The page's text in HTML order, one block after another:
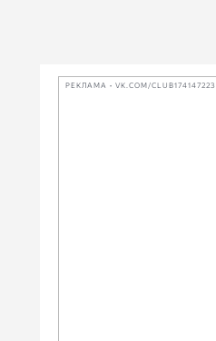
РЕКЛАМА • VK.COM/CLUB174147223